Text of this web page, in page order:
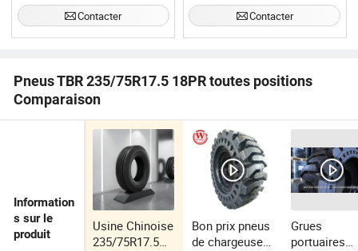
Contacter Contacter
Pneus TBR 235/75R17.5 18PR toutes positions
Comparaison
Information
s sur le
produit
Usine Chinoise
235/75R17.5
Bon prix pneus
de chargeuse
Grues
portuaires